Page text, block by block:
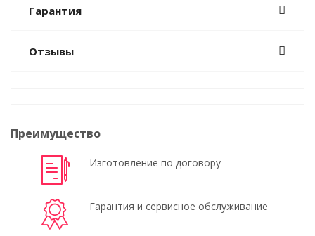
Гарантия
Отзывы
Преимущество
Изготовление по договору
Гарантия и сервисное обслуживание